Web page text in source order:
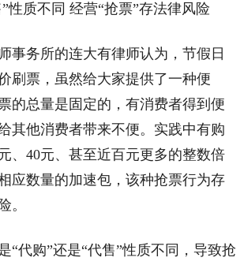
质不同 经营“抢票”存法律风险
务所的连大有律师认为，节假日
刷票，虽然给大家提供了一种便
的总量是固定的，有消费者得到便
其他消费者带来不便。实践中有购
、40元、甚至近百元更多的整数倍
应数量的加速包，该种抢票行为存
。
购”还是“代售”性质不同，导致抢